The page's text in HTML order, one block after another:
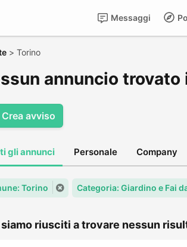
Messaggi
> Torino
annuncio trovato
Crea avviso
gli annunci Personale Company
Torino Categoria: Giardino e Fai
siamo riusciti a trovare nessun